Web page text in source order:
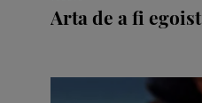
Arta de a fi egoist